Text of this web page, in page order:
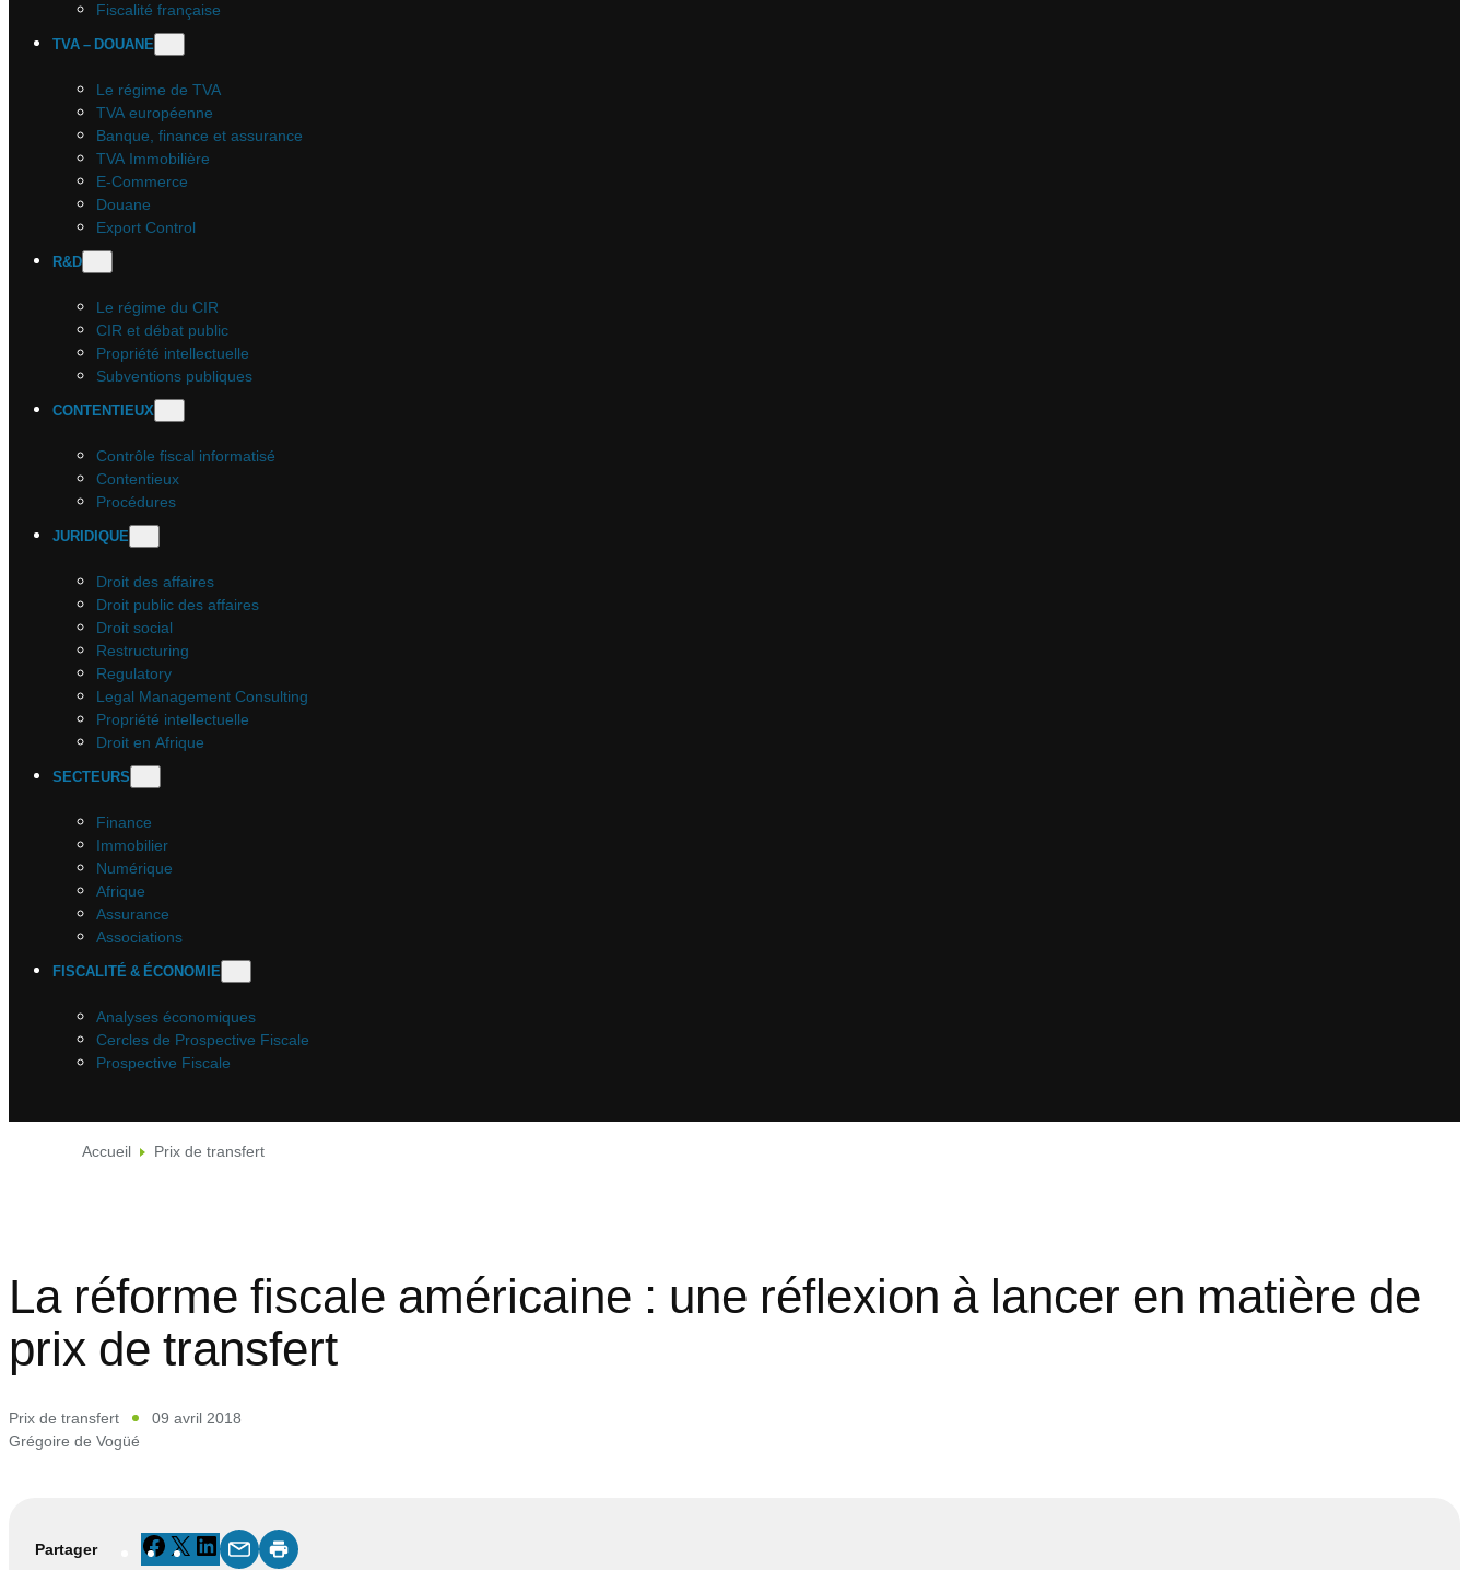
Fiscalité française
TVA – DOUANE
Le régime de TVA
TVA européenne
Banque, finance et assurance
TVA Immobilière
E-Commerce
Douane
Export Control
R&D
Le régime du CIR
CIR et débat public
Propriété intellectuelle
Subventions publiques
CONTENTIEUX
Contrôle fiscal informatisé
Contentieux
Procédures
JURIDIQUE
Droit des affaires
Droit public des affaires
Droit social
Restructuring
Regulatory
Legal Management Consulting
Propriété intellectuelle
Droit en Afrique
SECTEURS
Finance
Immobilier
Numérique
Afrique
Assurance
Associations
FISCALITÉ & ÉCONOMIE
Analyses économiques
Cercles de Prospective Fiscale
Prospective Fiscale
Accueil Prix de transfert
La réforme fiscale américaine : une réflexion à lancer en matière de
prix de transfert
Prix de transfert
09 avril 2018
Grégoire de Vogüé
Partager Facebook
X LinkedIn